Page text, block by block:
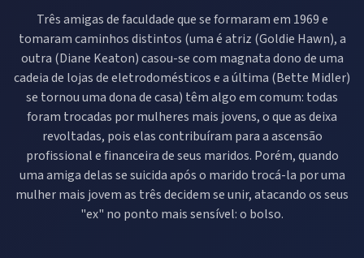
Três amigas de faculdade que se formaram em 1969 e
tomaram caminhos distintos (uma é atriz (Goldie Hawn), a
outra (Diane Keaton) casou-se com magnata dono de uma
cadeia de lojas de eletrodomésticos e a última (Bette Midler)
se tornou uma dona de casa) têm algo em comum: todas
foram trocadas por mulheres mais jovens, o que as deixa
revoltadas, pois elas contribuíram para a ascensão
profissional e financeira de seus maridos. Porém, quando
uma amiga delas se suicida após o marido trocá-la por uma
mulher mais jovem as três decidem se unir, atacando os seus
"ex" no ponto mais sensível: o bolso.